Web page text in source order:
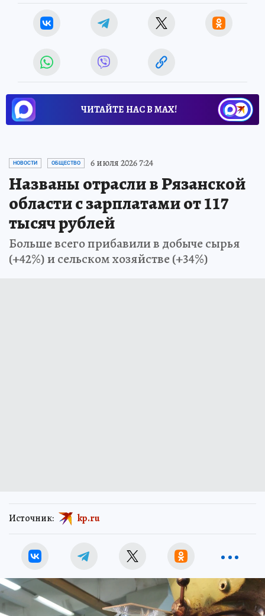
ЧИТАЙТЕ НАС В МАХ!
НОВОСТИ ОБЩЕСТВО 6 июля 2026 7:24
Названы отрасли в Рязанской
области с зарплатами от 117
тысяч рублей
Больше всего прибавили в добыче сырья
(+42%) и сельском хозяйстве (+34%)
Источник: kp.ru